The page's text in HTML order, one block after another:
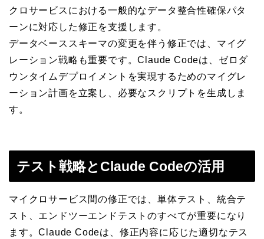
クロサービスにおける一般的なデータ整合性確保パタ
ーンに対応した修正を支援します。
データベーススキーマの変更を伴う修正では、マイグ
レーション戦略も重要です。Claude Codeは、ゼロダ
ウンタイムデプロイメントを実現するためのマイグレ
ーション計画を立案し、必要なスクリプトを生成しま
す。
テスト戦略とClaude Codeの活用
マイクロサービス間の修正では、単体テスト、統合テ
スト、エンドツーエンドテストのすべてが重要になり
ます。Claude Codeは、修正内容に応じた適切なテス